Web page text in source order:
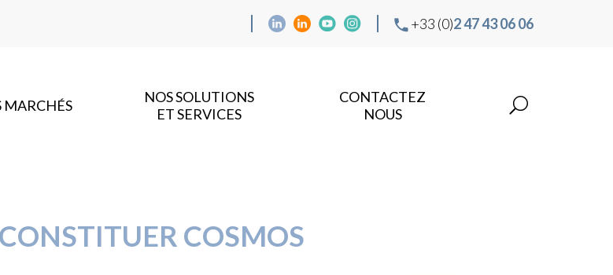
+33 (0)2 47 43 06 06
MARCHÉS
NOS SOLUTIONS
ET SERVICES
CONTACTEZ
NOUS
COSMOS